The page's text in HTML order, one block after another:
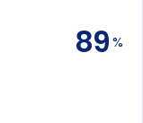
89